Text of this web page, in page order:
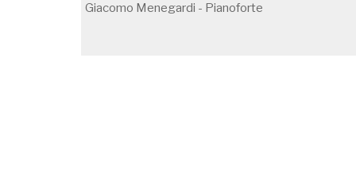
Giacomo Menegardi - Pianoforte